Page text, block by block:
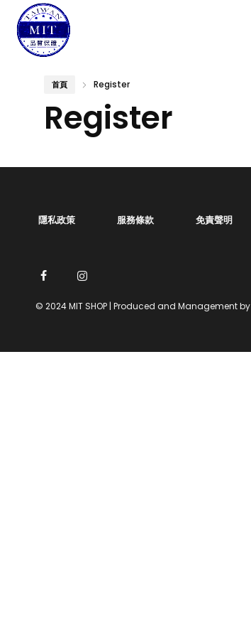
首頁 Register
Register
隱私政策 服務條款 免責聲明
© 2024 MIT SHOP | Produced and Management by